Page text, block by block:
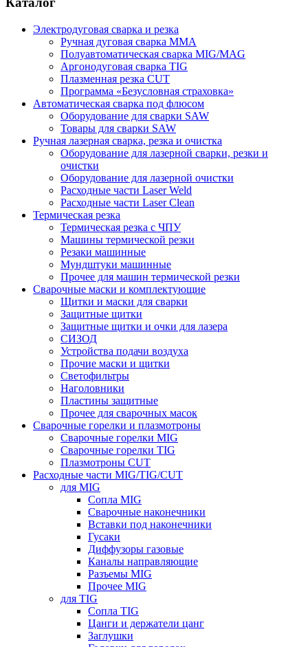
Электродуговая сварка и резка
Ручная дуговая сварка MMA
Полуавтоматическая сварка MIG/MAG
Аргонодуговая сварка TIG
Плазменная резка CUT
Программа «Безусловная страховка»
Автоматическая сварка под флюсом
Оборудование для сварки SAW
Товары для сварки SAW
Ручная лазерная сварка, резка и очистка
Оборудование для лазерной сварки, резки и
очистки
Оборудование для лазерной очистки
Расходные части Laser Weld
Расходные части Laser Clean
Термическая резка
Термическая резка с ЧПУ
Машины термической резки
Резаки машинные
Мундштуки машинные
Прочее для машин термической резки
Сварочные маски и комплектующие
Щитки и маски для сварки
Защитные щитки
Защитные щитки и очки для лазера
СИЗОД
Устройства подачи воздуха
Прочие маски и щитки
Светофильтры
Наголовники
Пластины защитные
Прочее для сварочных масок
Сварочные горелки и плазмотроны
Сварочные горелки MIG
Сварочные горелки TIG
Плазмотроны CUT
Расходные части MIG/TIG/CUT
для MIG
Сопла MIG
Сварочные наконечники
Вставки под наконечники
Гусаки
Диффузоры газовые
Каналы направляющие
Разъемы MIG
Прочее MIG
для TIG
Сопла TIG
Цанги и держатели цанг
Заглушки